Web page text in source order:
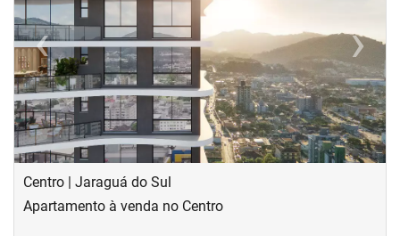
‹Previous ›Next
Centro | Jaraguá do Sul
Apartamento à venda no Centro